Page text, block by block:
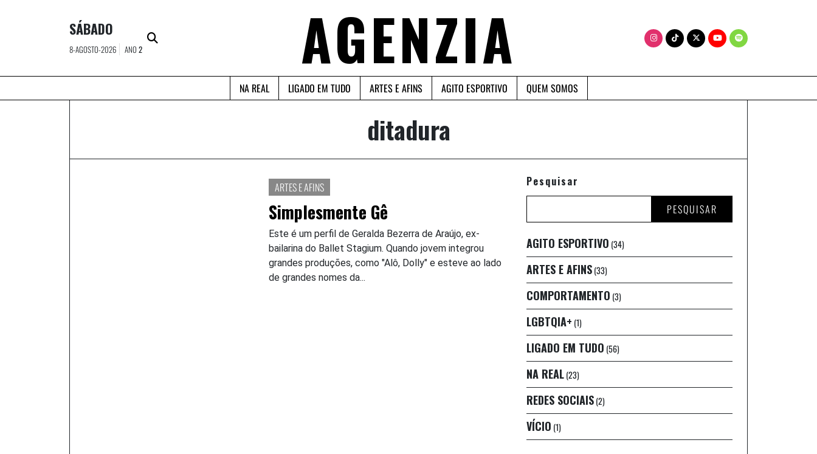
SÁBADO
8-AGOSTO-2026 ANO2 AGENZIA
NA REAL LIGADO EM TUDO ARTES E AFINS AGITO ESPORTIVO QUEM SOMOS
ditadura
ARTES E AFINS
Simplesmente Gê
Este é um perfil de Geralda Bezerra de Araújo, ex-
bailarina do Ballet Stagium. Quando jovem integrou
grandes produções, como "Alô, Dolly" e esteve ao lado
de grandes nomes da...
Pesquisar
PESQUISAR
AGITO ESPORTIVO (34)
ARTES E AFINS(33)
COMPORTAMENTO (3)
LGBTQIA+ (1)
LIGADO EM TUDO (56)
NA REAL(23)
REDES SOCIAIS(2)
VÍCIO (1)